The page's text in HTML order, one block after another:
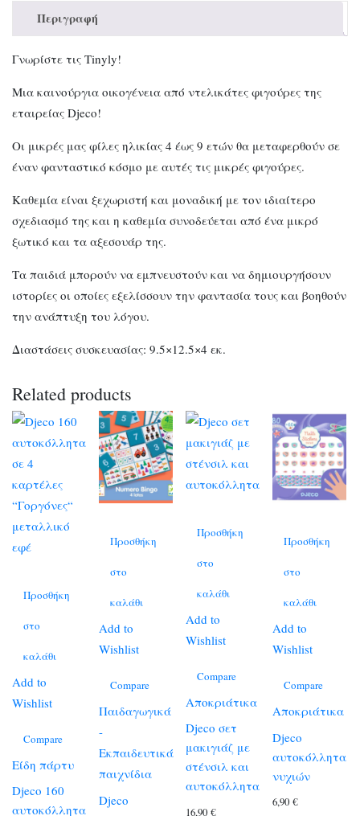
Περιγραφή
Γνωρίστε τις Tinyly!
Μια καινούργια οικογένεια από ντελικάτες φιγούρες της
εταιρείας Djeco!
Οι μικρές μας φίλες ηλικίας 4 έως 9 ετών θα μεταφερθούν σε
έναν φανταστικό κόσμο με αυτές τις μικρές φιγούρες.
Καθεμία είναι ξεχωριστή και μοναδική με τον ιδιαίτερο
σχεδιασμό της και η καθεμία συνοδεύεται από ένα μικρό
ξωτικό και τα αξεσουάρ της.
Τα παιδιά μπορούν να εμπνευστούν και να δημιουργήσουν
ιστορίες οι οποίες εξελίσσουν την φαντασία τους και βοηθούν
την ανάπτυξη του λόγου.
Διαστάσεις συσκευασίας: 9.5×12.5×4 εκ.
Related products
Προσθήκη
στο
καλάθι
Add to
Wishlist
Compare
Είδη πάρτυ
Djeco 160
αυτοκόλλητα
Προσθήκη
στο
καλάθι
Add to
Wishlist
Compare
Παιδαγωγικά
-
Εκπαιδευτικά
παιχνίδια
Djeco
Προσθήκη
στο
καλάθι
Add to
Wishlist
Compare
Αποκριάτικα
Djeco σετ
μακιγιάζ με
στένσιλ και
αυτοκόλλητα
16,90€
Προσθήκη
στο
καλάθι
Add to
Wishlist
Compare
Αποκριάτικα
Djeco
αυτοκόλλητα
νυχιών
6,90€